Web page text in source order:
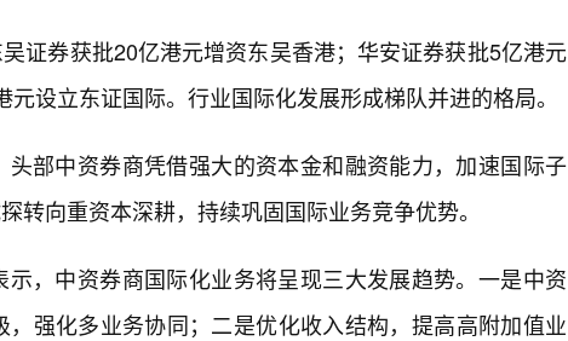
证券获批20亿港元增资东吴香港；华安证券获批5亿港元
设立东证国际。行业国际化发展形成梯队并进的格局。
部中资券商凭借强大的资本金和融资能力，加速国际子
转向重资本深耕，持续巩固国际业务竞争优势。
，中资券商国际化业务将呈现三大发展趋势。一是中资
强化多业务协同；二是优化收入结构，提高高附加值业